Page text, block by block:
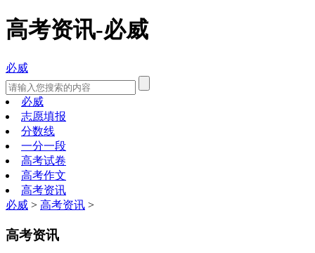
高考资讯-必威
必威
必威
志愿填报
分数线
一分一段
高考试卷
高考作文
高考资讯
必威 > 高考资讯 >
高考资讯